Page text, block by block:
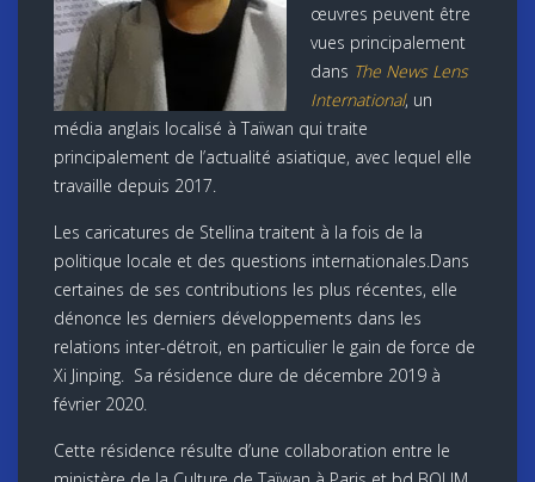
œuvres peuvent être
vues principalement
dans The News Lens
International, un
média anglais localisé à Taïwan qui traite
principalement de l’actualité asiatique, avec lequel elle
travaille depuis 2017.
Les caricatures de Stellina traitent à la fois de la
politique locale et des questions internationales.Dans
certaines de ses contributions les plus récentes, elle
dénonce les derniers développements dans les
relations inter-détroit, en particulier le gain de force de
Xi Jinping. Sa résidence dure de décembre 2019 à
février 2020.
Cette résidence résulte d’une collaboration entre le